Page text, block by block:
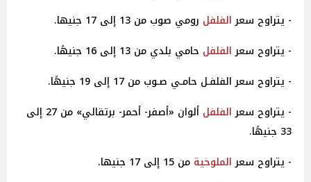
- يتراوح سعرالفلفل رومي صوب من 13 إلى 17 جنيها.
- يتراوح سعرالفلفل حامي بلدي من 13 إلى 16 جنيهًا.
- يتراوح سعر الفلفـل حامـي صـوب من 17 إلى 19 جنيهًا.
- يتراوح سعرالفلفل
ألوان «أصفر- أحمر- برتقالي» من 27 إلى
33 جنيهًا.
- يتراوح سعرالملوخية من 15 إلى 17 جنيها.